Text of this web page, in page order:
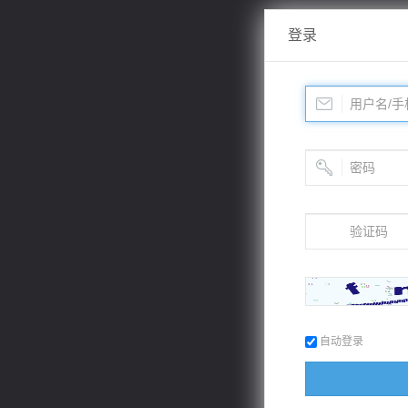
登录
自动登录